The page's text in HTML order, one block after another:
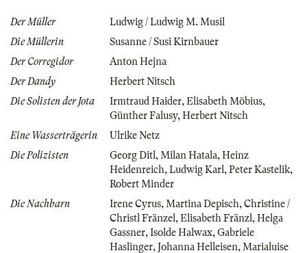
Der Müller
Ludwig / Ludwig M. Musil
Die Müllerin
Susanne / Susi Kirnbauer
Der Corregidor
Anton Hejna
Der Dandy
Herbert Nitsch
Die Solisten der Jota
Irmtraud Haider, Elisabeth Möbius,
Günther Falusy, Herbert Nitsch
Eine Wasserträgerin
Ulrike Netz
Die Polizisten
Georg Ditl , Milan Hatala, Heinz
Heidenreich, Ludwig Karl , Peter Kastelik,
Robert Minder
Die Nachbarn
Irene Cyrus, Martina Depisch, Christine /
Christl Fränzel , Elisabeth Fränzl , Helga
Gassner, Isolde Halwax, Gabriele
Haslinger, Johanna Helleisen, Marialuise